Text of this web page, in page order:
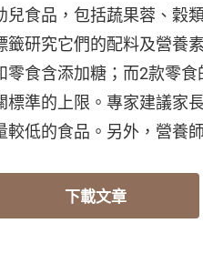
兒食品，包括蔬果蓉、穀
籤研究它們的配料及營養
零食含添加糖；而2款零
標準的上限。專家建議家
較低的食品。另外，營養
下載文章